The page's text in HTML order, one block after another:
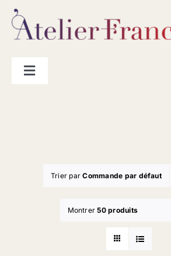
Passer
contenu
Toggle
Trier parCommande par défaut
Montrer50 produits